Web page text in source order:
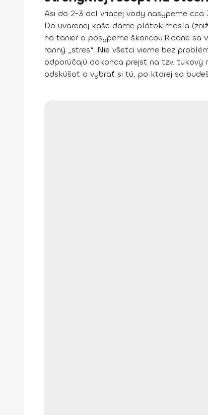
Asi do 2-3 dcl vriacej vody nasypeme
Do uvarenej kaše dáme plátok masla
na tanier a posypeme škoricou.Riadne sa
ranný „stres“. Nie všetci vieme bez
odporúčajú dokonca prejsť na tzv. tukový
odskúšať a vybrať si tú, po ktorej sa